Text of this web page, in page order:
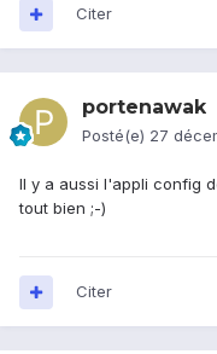
Citer
portenawak
Posté(e) 27
Il y a aussi l'appli config
tout bien ;-)
Citer